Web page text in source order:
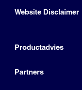
Website Disclaimer
Productadvies
Partners